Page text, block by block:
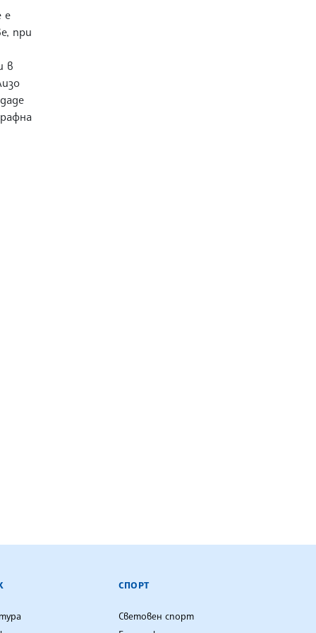
е
при
в
СПОРТ
Световен спорт